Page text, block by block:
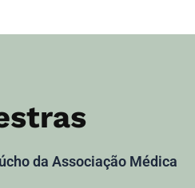
da Associação Médica